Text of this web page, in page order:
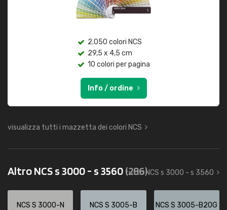
2.050 colori NCS
29,5 x 4,5 cm
10 colori per pagina
Info / ordine
visualizza tutti i mazzetta dei colori NCS
Altro NCS s 3000 - s 3560(286)
tutto NCS s 3000 - s 3560
NCS S 3000-N NCS S 3005-B NCS S 3005-B20G